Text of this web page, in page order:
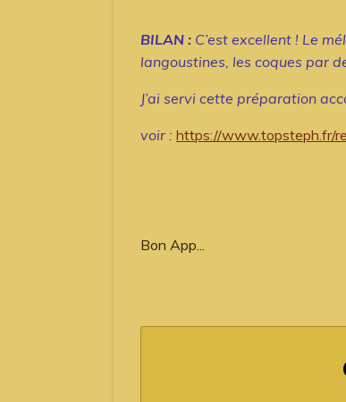
BILAN : C’est excellent ! Le
langoustines, les coques par
J’ai servi cette préparation
voir : https://www.topsteph.fr/
Bon App...